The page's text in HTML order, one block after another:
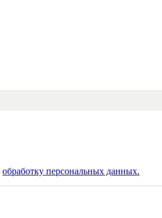
обработку персональных данных.